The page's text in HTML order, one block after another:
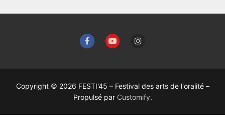
Copyright © 2026 FESTI'45 – Festival des arts de l'oralité –
Propulsé par Customify.